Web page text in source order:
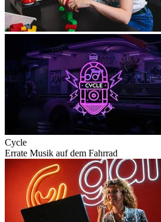
Cycle
Errate Musik auf dem Fahrrad